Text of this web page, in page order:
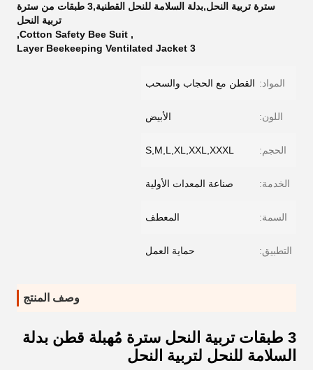
سترة تربية النحل,بدلة السلامة للنحل القطنية,3 طبقات من سترة
تربية النحل
,
Cotton Safety Bee Suit
,
3 Layer Beekeeping Ventilated Jacket
المواد: القطن مع الحجاب والسحب
اللون: الأبيض
الحجم: S,M,L,XL,XXL,XXXL
الخدمة: صناعة المعدات الأولية
السمة: المعطف
التطبيق: حماية العمل
وصف المنتج
3 طبقات تربية النحل سترة مُهبلة قطن بدلة
السلامة للنحل لتربية النحل